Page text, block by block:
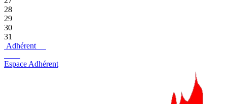
28
29
30
31
Adhérent
Espace Adhérent